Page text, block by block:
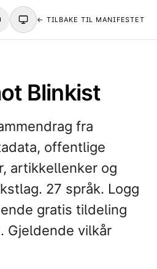
← TILBAKE TIL MANIFESTET
Blinkist
fra
offentlige
artikkellenker og
27 språk. Logg
gratis tildeling
Gjeldende vilkår